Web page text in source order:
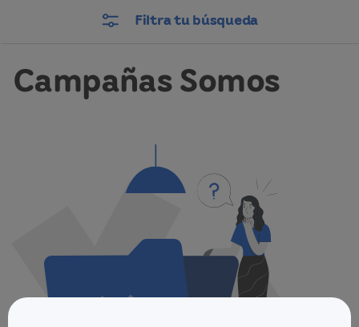
Campañas Somos
Filtra tu búsqueda